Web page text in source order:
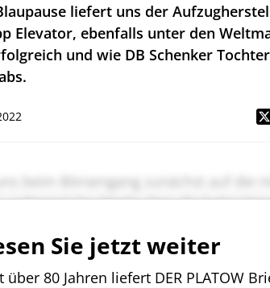
liefert uns der
Elevator, ebenfalls unter den
und wie DB Schenker
Sie jetzt weiter
über 80 Jahren liefert DER PLATOW